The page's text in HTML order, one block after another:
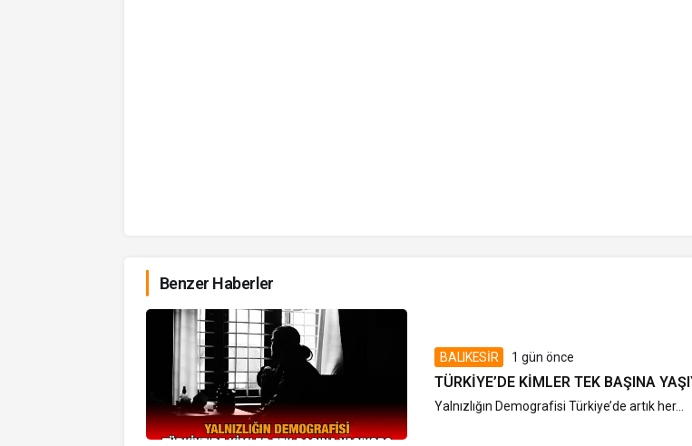
Benzer Haberler
BALIKESİR 1 gün önce
TÜRKIYE’DE KIMLER TEK BAŞINA
Yalnızlığın Demografisi Türkiye’de artık her...